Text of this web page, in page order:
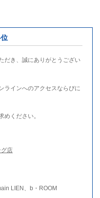
だき、誠にありがとうござい
ラインへのアクセスならびに
めください。
店
LIEN、b・ROOM